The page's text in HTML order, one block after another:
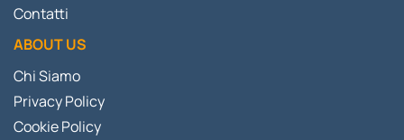
Contatti
ABOUT US
Chi Siamo
Privacy Policy
Cookie Policy